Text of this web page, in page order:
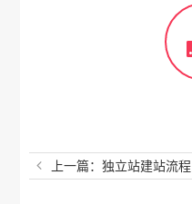
上一篇：独立站建站流程包含什么？建立独立站需要哪些步骤？